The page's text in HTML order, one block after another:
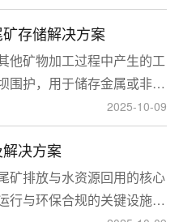
基合金中的需求不断增长。
存储解决方案
他矿物加工过程中产生的工
围护，用于储存金属或非金
尾矿处理系统、排水系统和
分为山谷型、山坡型、平地
2025-10-09
决方案
矿排放与水资源回用的核心
行与环保合规的关键设施。